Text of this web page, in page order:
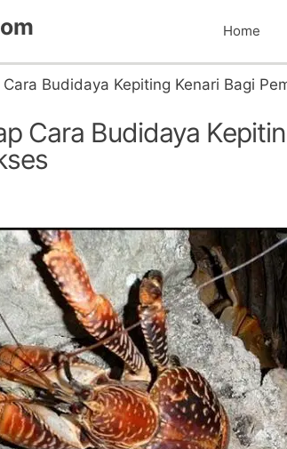
Home
Budidaya Kepiting Kenari Bagi
Cara Budidaya